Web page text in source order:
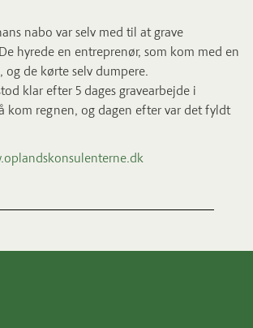
nabo var selv med til at grave
hyrede en entreprenør, som kom med en
og de kørte selv dumpere.
klar efter 5 dages gravearbejde i
kom regnen, og dagen efter var det fyldt